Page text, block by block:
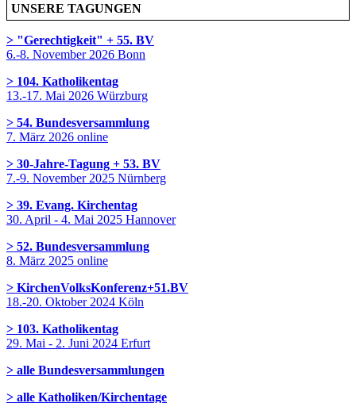
UNSERE TAGUNGEN
> "Gerechtigkeit" + 55. BV
6.-8. November 2026 Bonn
> 104. Katholikentag
13.-17. Mai 2026 Würzburg
> 54. Bundesversammlung
7. März 2026 online
> 30-Jahre-Tagung + 53. BV
7.-9. November 2025 Nürnberg
> 39. Evang. Kirchentag
30. April - 4. Mai 2025 Hannover
> 52. Bundesversammlung
8. März 2025 online
> KirchenVolksKonferenz+51.BV
18.-20. Oktober 2024 Köln
> 103. Katholikentag
29. Mai - 2. Juni 2024 Erfurt
> alle Bundesversammlungen
> alle Katholiken/Kirchentage